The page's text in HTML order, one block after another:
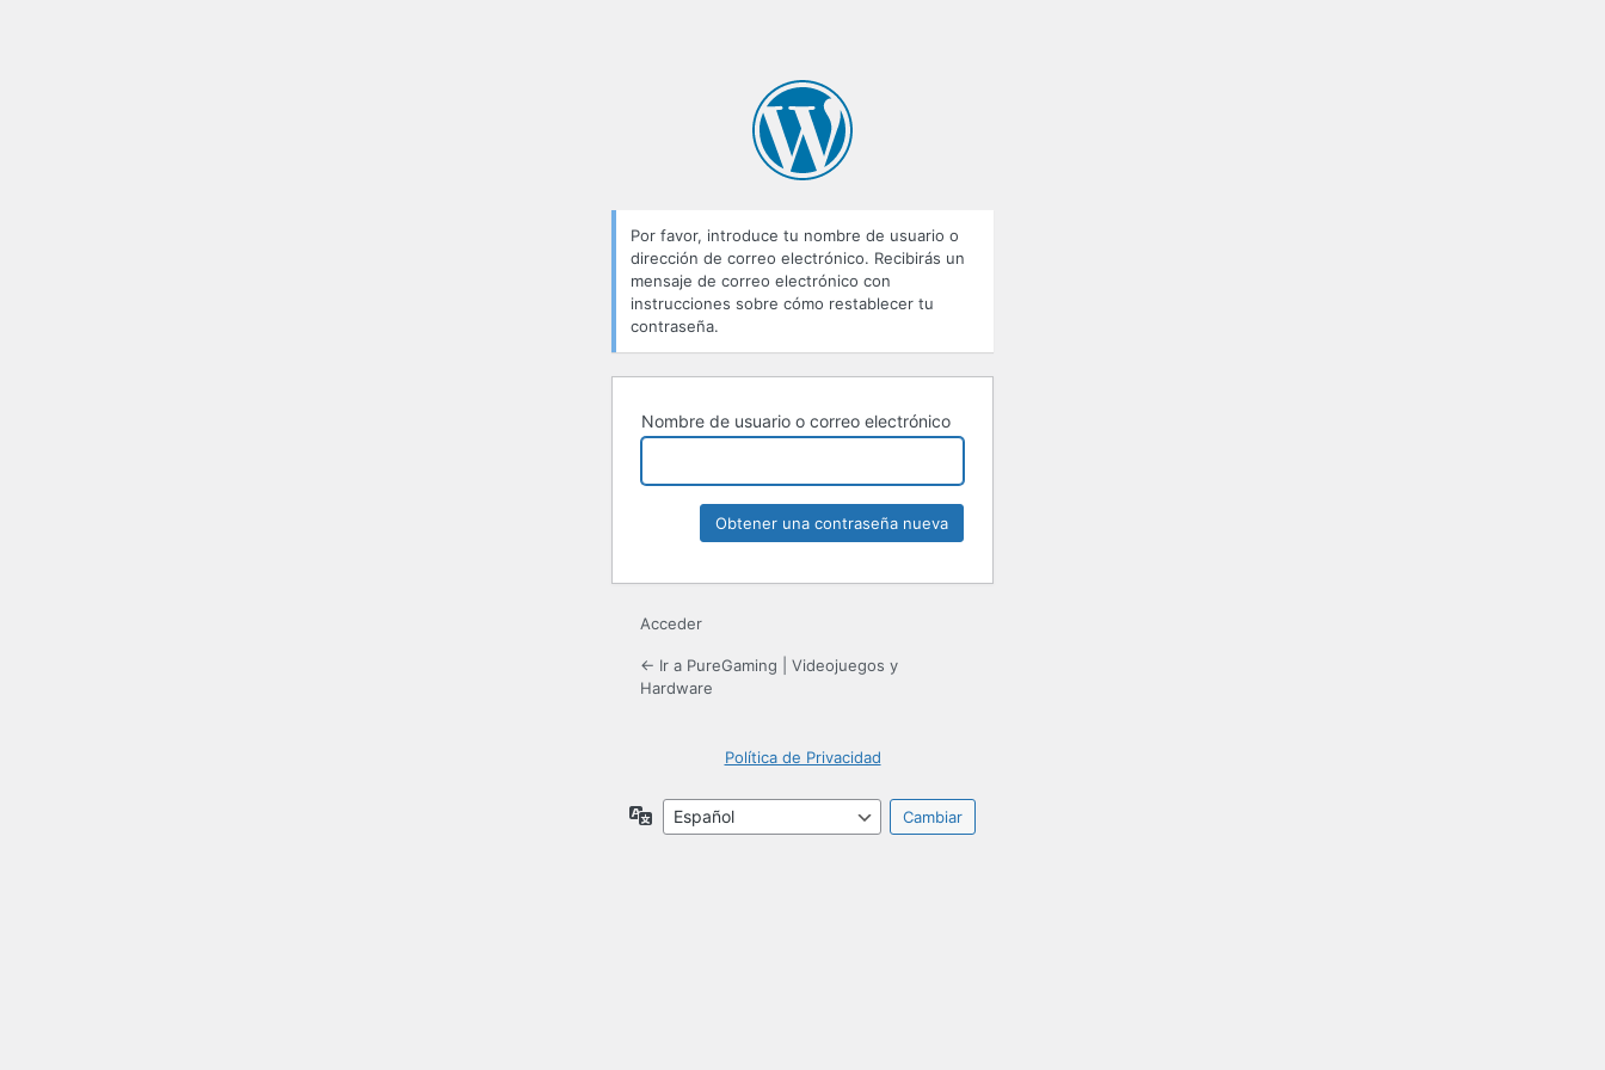
Por favor, introduce tu nombre de usuario o
dirección de correo electrónico. Recibirás un
mensaje de correo electrónico con
instrucciones sobre cómo restablecer tu
contraseña.
Nombre de usuario o correo electrónico
Acceder
← Ir a PureGaming | Videojuegos y
Hardware
Política de Privacidad
Idioma